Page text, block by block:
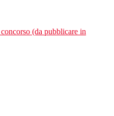
(da pubblicare in